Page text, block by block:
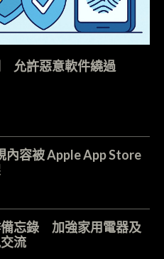
允許惡意軟件繞過
內容被 Apple App Store
忘錄 加強家用電器及
流